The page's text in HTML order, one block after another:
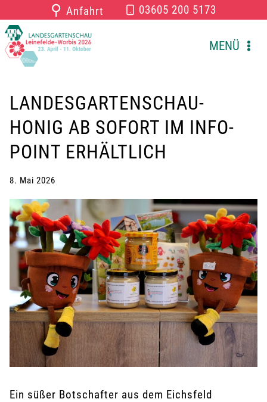
Inhalt
springen
⚲ Anfahrt 03605 200 5173
MENÜ
LANDESGARTENSCHAU-
HONIG AB SOFORT IM INFO-
POINT ERHÄLTLICH
8. Mai 2026
Ein süßer Botschafter aus dem Eichsfeld